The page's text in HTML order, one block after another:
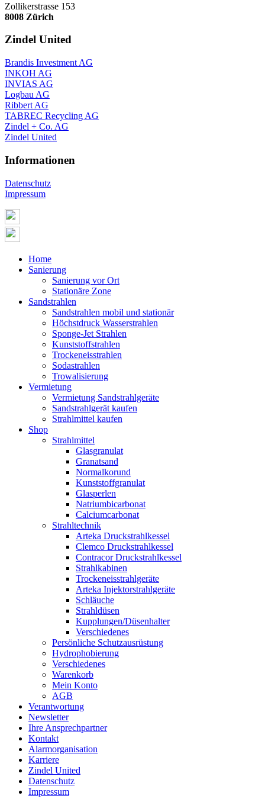
Zollikerstrasse 153
8008 Zürich
Zindel United
Brandis Investment AG
INKOH AG
INVIAS AG
Logbau AG
Ribbert AG
TABREC Recycling AG
Zindel + Co. AG
Zindel United
Informationen
Datenschutz
Impressum
Home
Sanierung
Sanierung vor Ort
Stationäre Zone
Sandstrahlen
Sandstrahlen mobil und stationär
Höchstdruck Wasserstrahlen
Sponge-Jet Strahlen
Kunststoffstrahlen
Trockeneisstrahlen
Sodastrahlen
Trowalisierung
Vermietung
Vermietung Sandstrahlgeräte
Sandstrahlgerät kaufen
Strahlmittel kaufen
Shop
Strahlmittel
Glasgranulat
Granatsand
Normalkorund
Kunststoffgranulat
Glasperlen
Natriumbicarbonat
Calciumcarbonat
Strahltechnik
Arteka Druckstrahlkessel
Clemco Druckstrahlkessel
Contracor Druckstrahlkessel
Strahlkabinen
Trockeneisstrahlgeräte
Arteka Injektorstrahlgeräte
Schläuche
Strahldüsen
Kupplungen/Düsenhalter
Verschiedenes
Persönliche Schutzausrüstung
Hydrophobierung
Verschiedenes
Warenkorb
Mein Konto
AGB
Verantwortung
Newsletter
Ihre Ansprechpartner
Kontakt
Alarmorganisation
Karriere
Zindel United
Datenschutz
Impressum